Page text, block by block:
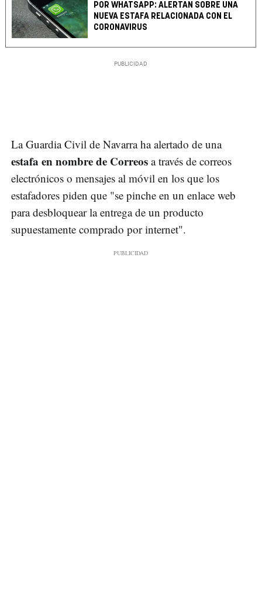
POR WHATSAPP: ALERTAN SOBRE UNA
NUEVA ESTAFA RELACIONADA CON EL
CORONAVIRUS
La Guardia Civil de Navarra ha alertado de una
estafa en nombre de Correos a través de correos
electrónicos o mensajes al móvil en los que los
estafadores piden que "se pinche en un enlace web
para desbloquear la entrega de un producto
supuestamente comprado por internet".